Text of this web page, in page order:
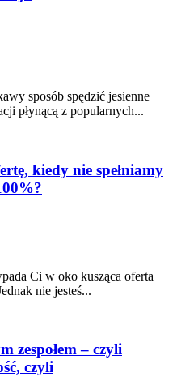
sposób spędzić jesienne
płynącą z popularnych...
kiedy nie spełniamy
Ci w oko kusząca oferta
nie jesteś...
zespołem – czyli
czyli